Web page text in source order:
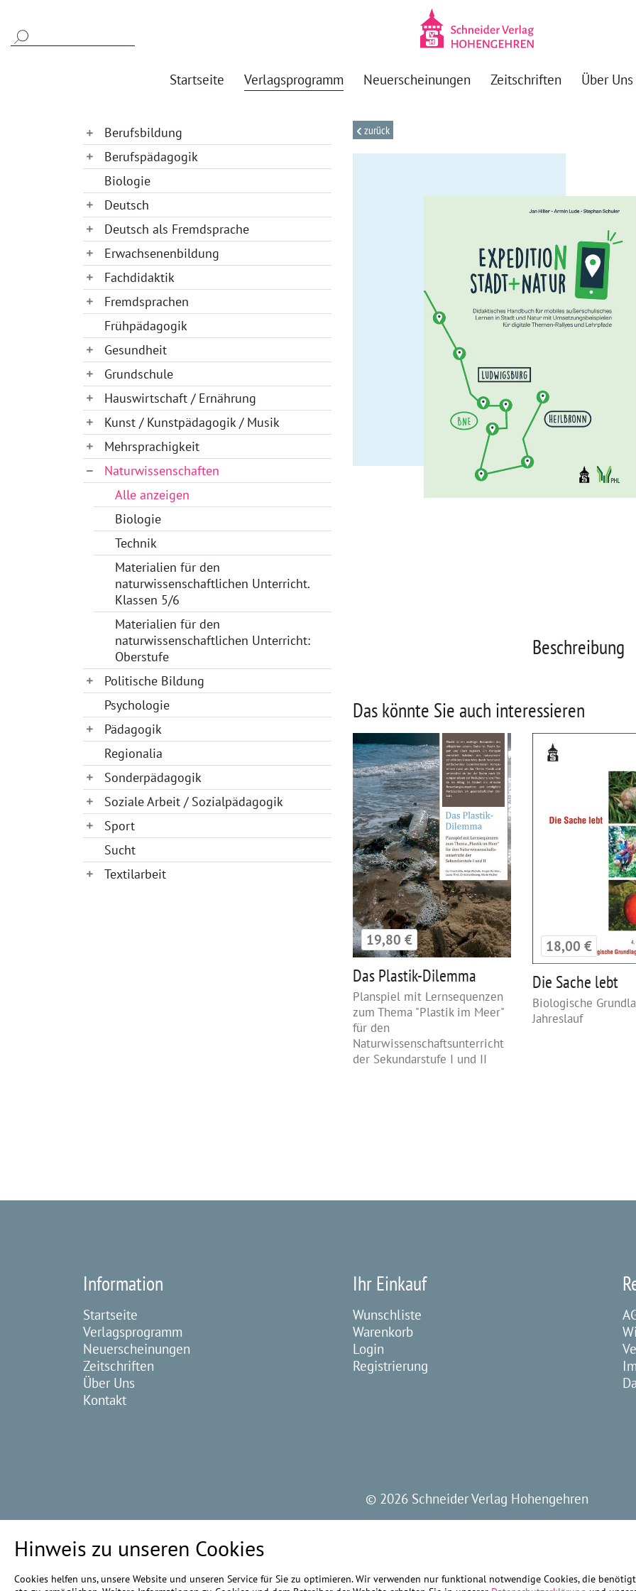
Startseite Verlagsprogramm Neuerscheinungen Zeitschriften Über Uns
zurück
Beschreibung
Das könnte Sie auch interessieren
19,80 €
Das Plastik-Dilemma
Planspiel mit Lernsequenzen
zum Thema "Plastik im Meer"
für den
Naturwissenschaftsunterricht
der Sekundarstufe I und II
18,00 €
Die Sache lebt
Biologische
Jahreslauf
Berufsbildung
Berufspädagogik
Biologie
Deutsch
Deutsch als Fremdsprache
Erwachsenenbildung
Fachdidaktik
Fremdsprachen
Frühpädagogik
Gesundheit
Grundschule
Hauswirtschaft / Ernährung
Kunst / Kunstpädagogik / Musik
Mehrsprachigkeit
Naturwissenschaften
Alle anzeigen
Biologie
Technik
Materialien für den
naturwissenschaftlichen Unterricht.
Klassen 5/6
Materialien für den
naturwissenschaftlichen Unterricht:
Oberstufe
Politische Bildung
Psychologie
Pädagogik
Regionalia
Sonderpädagogik
Soziale Arbeit / Sozialpädagogik
Sport
Sucht
Textilarbeit
Information
Startseite
Verlagsprogramm
Neuerscheinungen
Zeitschriften
Über Uns
Kontakt
Ihr Einkauf
Wunschliste
Warenkorb
Login
Registrierung
© 2026 Schneider Verlag Hohengehren
Hinweis zu unseren Cookies
Cookies helfen uns, unsere Website und unseren Service für Sie zu optimieren. Wir verwenden nur funktional notwendige Cookies, die